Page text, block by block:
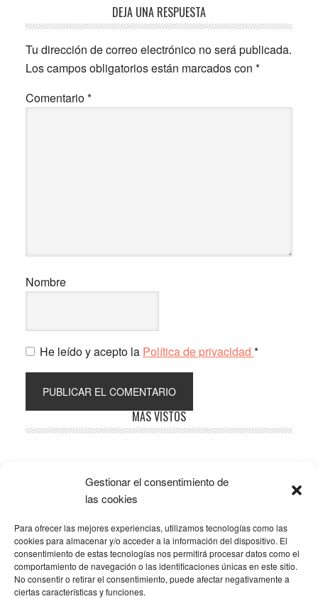
Gestionar el consentimiento de
las cookies
Para ofrecer las mejores experiencias, utilizamos tecnologías como las
cookies para almacenar y/o acceder a la información del dispositivo. El
consentimiento de estas tecnologías nos permitirá procesar datos como el
comportamiento de navegación o las identificaciones únicas en este sitio.
No consentir o retirar el consentimiento, puede afectar negativamente a
ciertas características y funciones.
Interacciones
con
los
lectores
DEJA UNA RESPUESTA
Tu dirección de correo electrónico no será publicada.
Los campos obligatorios están marcados con *
Comentario*
Nombre
He leído y acepto la Política de privacidad *
lateral
MÁS VISTOS
Popular Recent Comments
SOBRE LA AFILIACIÓN
Los costes de este blog se sufragan en parte mediante
enlaces de afiliación, que hacen que se gane una